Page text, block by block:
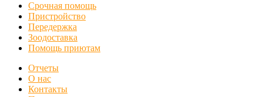
Срочная помощь
Пристройство
Передержка
Зоодоставка
Помощь приютам
Отчеты
О нас
Контакты